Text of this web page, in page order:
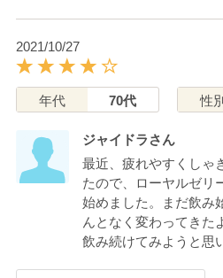
2021/10/27
年代 70代 性別
ジャイドラさん
最近、疲れやすくしゃ
たので、ローヤルゼリ
始めました。まだ飲み
んとなく変わってきた
飲み続けてみようと思